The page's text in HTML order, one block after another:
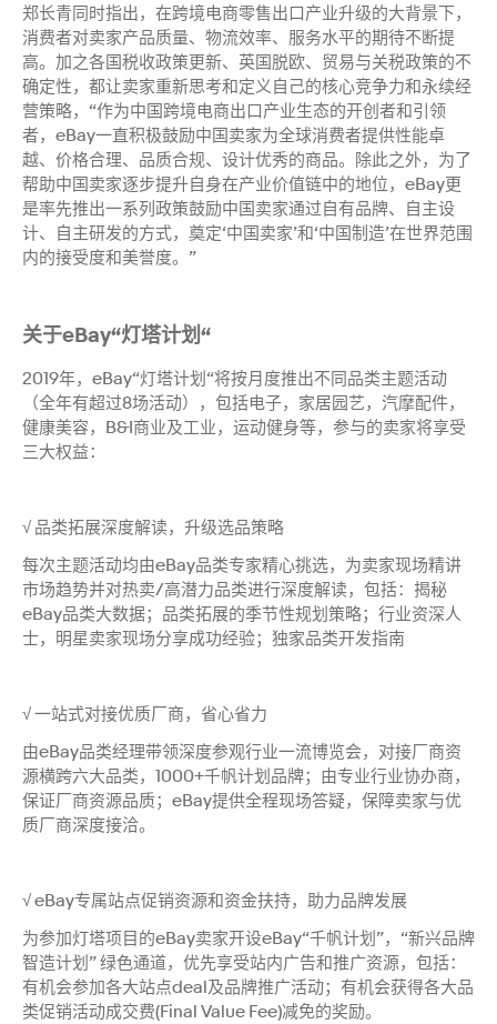
郑长青同时指出，在跨境电商零售出口产业升级的大背景下，
消费者对卖家产品质量、物流效率、服务水平的期待不断提
高。加之各国税收政策更新、英国脱欧、贸易与关税政策的不
确定性，都让卖家重新思考和定义自己的核心竞争力和永续经
营策略，“作为中国跨境电商出口产业生态的开创者和引领
者，eBay一直积极鼓励中国卖家为全球消费者提供性能卓
越、价格合理、品质合规、设计优秀的商品。除此之外，为了
帮助中国卖家逐步提升自身在产业价值链中的地位，eBay更
是率先推出一系列政策鼓励中国卖家通过自有品牌、自主设
计、自主研发的方式，奠定‘中国卖家’和‘中国制造’在世界范围
内的接受度和美誉度。”
关于eBay“灯塔计划“
2019年，eBay“灯塔计划“将按月度推出不同品类主题活动
（全年有超过8场活动），包括电子，家居园艺，汽摩配件，
健康美容，B&I商业及工业，运动健身等，参与的卖家将享受
三大权益：
√ 品类拓展深度解读，升级选品策略
每次主题活动均由eBay品类专家精心挑选，为卖家现场精讲
市场趋势并对热卖/高潜力品类进行深度解读，包括：揭秘
eBay品类大数据；品类拓展的季节性规划策略；行业资深人
士，明星卖家现场分享成功经验；独家品类开发指南
√ 一站式对接优质厂商，省心省力
由eBay品类经理带领深度参观行业一流博览会，对接厂商资
源横跨六大品类，1000+千帆计划品牌；由专业行业协办商，
保证厂商资源品质；eBay提供全程现场答疑，保障卖家与优
质厂商深度接洽。
√ eBay专属站点促销资源和资金扶持，助力品牌发展
为参加灯塔项目的eBay卖家开设eBay“千帆计划”，“新兴品牌
智造计划” 绿色通道，优先享受站内广告和推广资源，包括：
有机会参加各大站点deal及品牌推广活动；有机会获得各大品
类促销活动成交费(Final Value Fee)减免的奖励。